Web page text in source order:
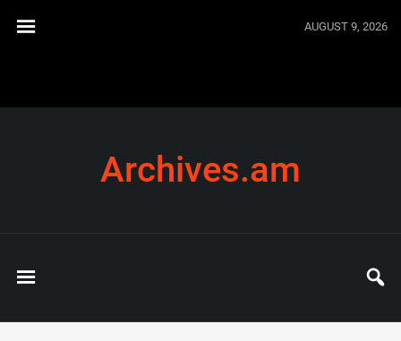
AUGUST 9, 2026
Archives.am